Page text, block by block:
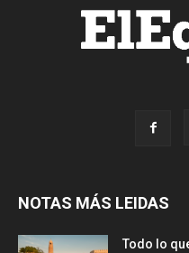
NOTAS MÁS LEIDAS
Todo lo